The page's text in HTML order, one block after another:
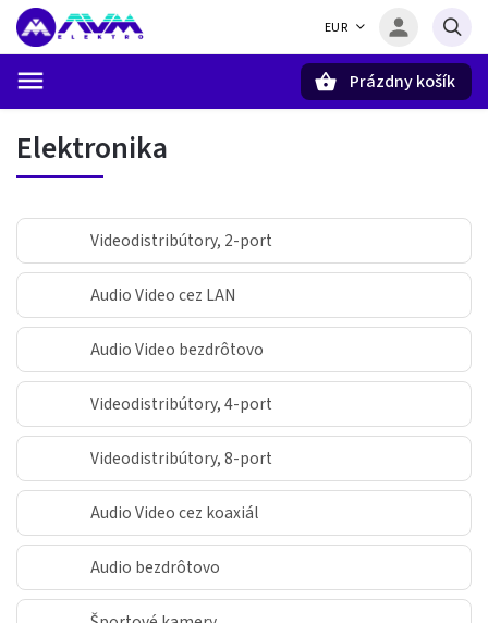
EUR
Prázdny košík
Elektronika
Videodistribútory, 2-port
Audio Video cez LAN
Audio Video bezdrôtovo
Videodistribútory, 4-port
Videodistribútory, 8-port
Audio Video cez koaxiál
Audio bezdrôtovo